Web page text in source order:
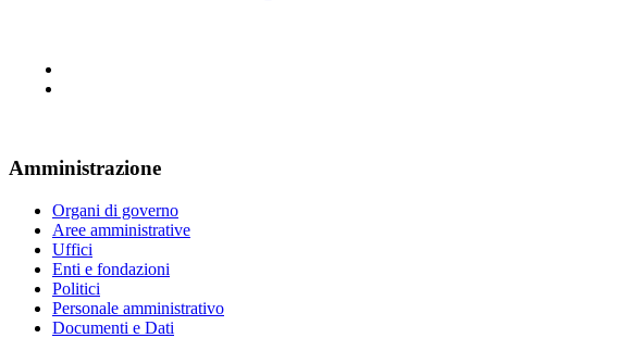
Amministrazione
Organi di governo
Aree amministrative
Uffici
Enti e fondazioni
Politici
Personale amministrativo
Documenti e Dati